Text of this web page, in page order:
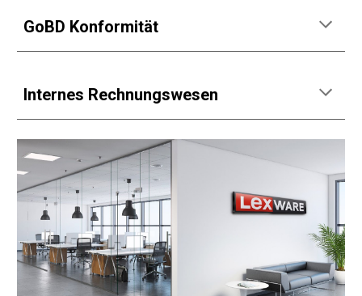
GoBD Konformität
Internes Rechnungswesen